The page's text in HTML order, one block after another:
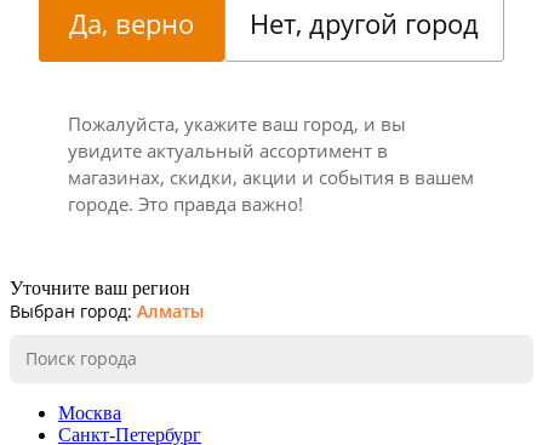
Да, верно Нет, другой город
Пожалуйста, укажите ваш город, и вы
увидите актуальный ассортимент в
магазинах, скидки, акции и события в вашем
городе. Это правда важно!
Уточните ваш регион
Выбран город: Алматы
Москва
Санкт-Петербург